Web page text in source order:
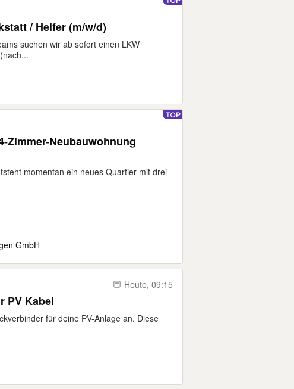
/ Helfer (m/w/d)
suchen wir ab sofort einen LKW
Zimmer-Neubauwohnung
momentan ein neues Quartier mit drei
GmbH
Heute, 09:15
PV Kabel
für deine PV-Anlage an. Diese